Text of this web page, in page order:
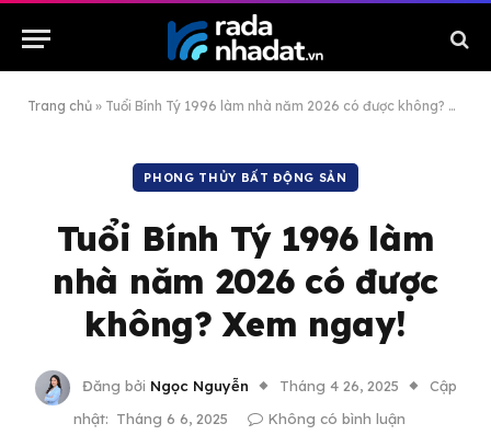
Trang chủ » Tuổi Bính Tý 1996 làm nhà năm 2026 có được không? Xem ngay!
PHONG THỦY BẤT ĐỘNG SẢN
Tuổi Bính Tý 1996 làm
nhà năm 2026 có được
không? Xem ngay!
Đăng bởi Ngọc Nguyễn Tháng 4 26, 2025
Cập
nhật: Tháng 6 6, 2025
Không có bình luận